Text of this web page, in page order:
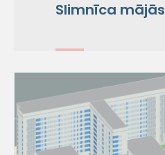
Slimnīca mājās